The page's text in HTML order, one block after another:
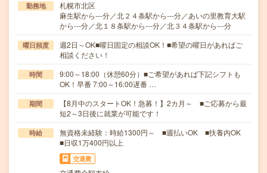
勤務地
札幌市北区
麻生駅から---分／北２４条駅から---分／あいの里教育大駅
から---分／北１８条駅から---分／北３４条駅から---分
曜日頻度
週2日～OK■曜日固定の相談OK！■希望の曜日があればご
相談ください！
時間
9:00～18:00（休憩60分）■ご希望があれば下記シフトも
OK！早番 7:00～16:00遅番 …
期間
【8月中のスタートOK！急募！】2カ月～ ■ご応募から最
短2～3日後に就業が可能です！
時給
無資格未経験：時給1300円～ ■週払いOK ■扶養内OK
■日収1万400円以上
交通費